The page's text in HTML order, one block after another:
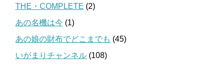
THE・COMPLETE (2)
あの名機は今 (1)
あの娘の財布でどこまでも (45)
いがまりチャンネル (108)